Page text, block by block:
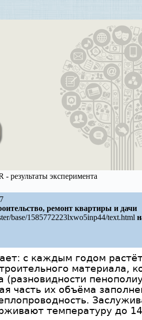
- результаты эксперимента
ремонт квартиры и дачи
base/1585772223lxwo5inp44/text.html
с каждым годом
материала,
(разновидности
часть их объёма
температуру до